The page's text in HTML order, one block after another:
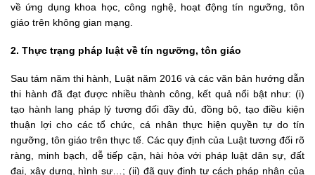
về ứng dụng khoa học, công nghệ, hoạt động tín ngưỡng, tôn
giáo trên không gian mạng.
2. Thực trạng pháp luật về tín ngưỡng, tôn giáo
Sau tám năm thi hành, Luật năm 2016 và các văn bản hướng dẫn
thi hành đã đạt được nhiều thành công, kết quả nổi bật như: (i)
tạo hành lang pháp lý tương đối đầy đủ, đồng bộ, tạo điều kiện
thuận lợi cho các tổ chức, cá nhân thực hiện quyền tự do tín
ngưỡng, tôn giáo trên thực tế. Các quy định của Luật tương đối rõ
ràng, minh bạch, dễ tiếp cận, hài hòa với pháp luật dân sự, đất
đai, xây dựng, hình sự…; (ii) đã quy định tư cách pháp nhân của